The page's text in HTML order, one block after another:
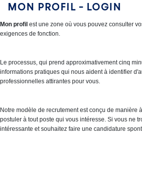
Mon profil - Login
Mon profil est une zone où vous pouvez consulter
exigences de fonction.
Le processus, qui prend approximativement cinq
informations pratiques qui nous aident à identifier
professionnelles attirantes pour vous.
Notre modèle de recrutement est conçu de manière
postuler à tout poste qui vous intéresse. Si vous ne
intéressante et souhaitez faire une candidature